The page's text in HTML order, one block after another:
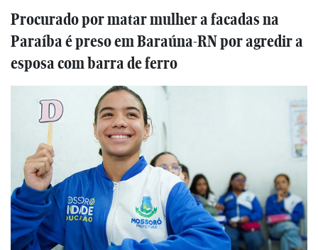
Procurado por matar mulher a facadas na
Paraíba é preso em Baraúna-RN por agredir a
esposa com barra de ferro